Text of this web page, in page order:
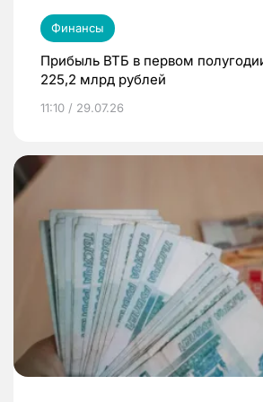
Финансы
Прибыль ВТБ в первом
225,2 млрд рублей
11:10 / 29.07.26